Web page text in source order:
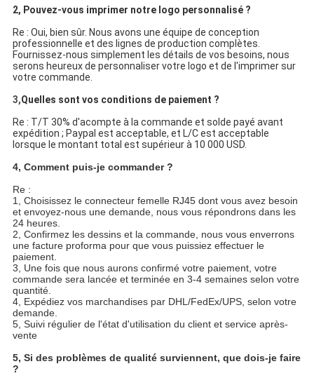
2, Pouvez-vous imprimer notre logo personnalisé ?
Re : Oui, bien sûr. Nous avons une équipe de conception
professionnelle et des lignes de production complètes.
Fournissez-nous simplement les détails de vos besoins, nous
serons heureux de personnaliser votre logo et de l'imprimer sur
votre commande.
3,Quelles sont vos conditions de paiement ?
Re : T/T 30% d'acompte à la commande et solde payé avant
expédition ; Paypal est acceptable, et L/C est acceptable
lorsque le montant total est supérieur à 10 000 USD.
4, Comment puis-je commander ?
Re :
1, Choisissez le connecteur femelle RJ45 dont vous avez besoin
et envoyez-nous une demande, nous vous répondrons dans les
24 heures.
2, Confirmez les dessins et la commande, nous vous enverrons
une facture proforma pour que vous puissiez effectuer le
paiement.
3, Une fois que nous aurons confirmé votre paiement, votre
commande sera lancée et terminée en 3-4 semaines selon votre
quantité.
4, Expédiez vos marchandises par DHL/FedEx/UPS, selon votre
demande.
5, Suivi régulier de l'état d'utilisation du client et service après-
vente
5, Si des problèmes de qualité surviennent, que dois-je faire
?